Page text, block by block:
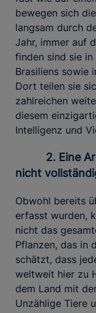
bewegen sich
langsam durch
Jahr, immer auf
finden sind sie
Brasiliens sowie
Dort teilen sie
zahlreichen
diesem
Intelligenz und
2. Eine Artenvielfalt, die noch längst
nicht
Obwohl bereits
erfasst wurden,
nicht das
Pflanzen, das in
schätzt, dass
weltweit hier zu
dem Land mit
Unzählige Tiere